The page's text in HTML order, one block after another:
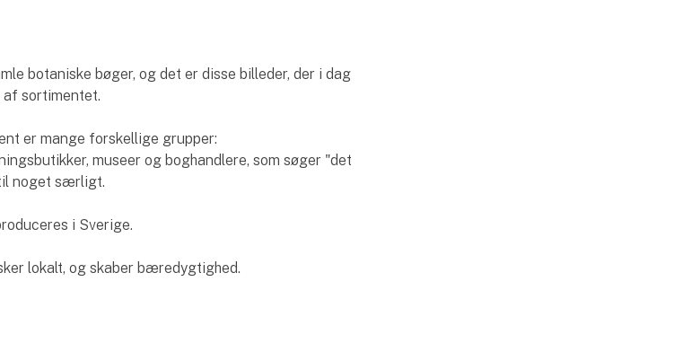
botaniske bøger, og det er disse billeder, der i dag
sortimentet.
er mange forskellige grupper:
museer og boghandlere, som søger "det
noget særligt.
i Sverige.
lokalt, og skaber bæredygtighed.